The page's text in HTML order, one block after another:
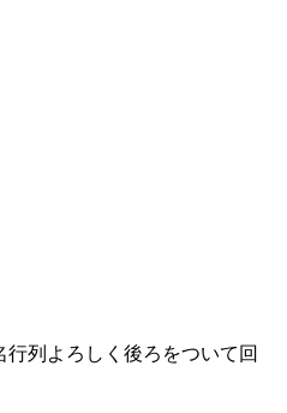
列よろしく後ろをついて回